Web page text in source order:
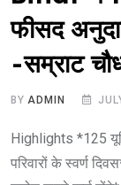
फीसद
-सम्राट
BYADMIN
Highlights *125
परिवारों के स्वर्ण